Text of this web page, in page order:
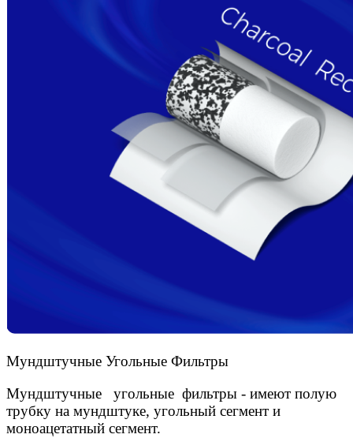
Мундштучные Угольные Фильтры
Мундштучные угольные фильтры - имеют полую
трубку на мундштуке, угольный сегмент и
моноацетатный сегмент.